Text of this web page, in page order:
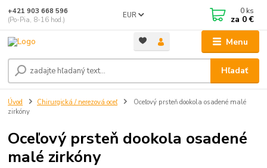
Menu
EUR
Hľadať
+421 903 668 596
(Po-Pia, 8-16 hod.)
0 ks
za 0 €
Úvod Chirurgická / nerezová oceľ
Oceľový prsteň dookola osadené malé
zirkóny
Oceľový prsteň dookola osadené
malé zirkóny